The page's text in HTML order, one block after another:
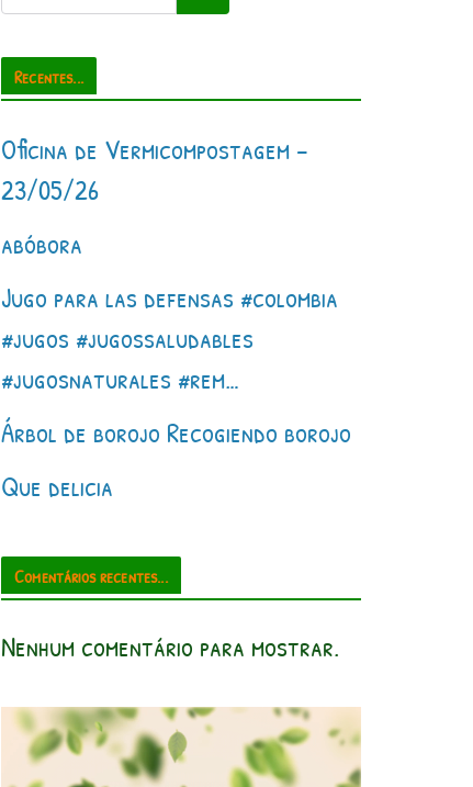
Recentes...
Oficina de Vermicompostagem –
23/05/26
abóbora
Jugo para las defensas #colombia
#jugos #jugossaludables
#jugosnaturales #rem…
Árbol de borojo Recogiendo borojo
Que delicia
Comentários recentes...
Nenhum comentário para mostrar.